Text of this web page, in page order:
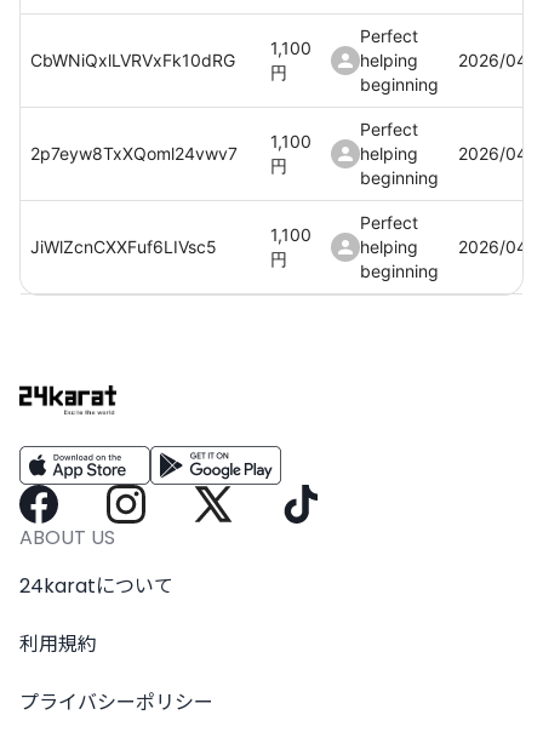
CbWNiQxlLVRVxFk10dRG
1,100
円
Perfect
helping
beginning
2026/04/
2p7eyw8TxXQoml24vwv7
1,100
円
Perfect
helping
beginning
2026/04/
JiWlZcnCXXFuf6LIVsc5
1,100
円
Perfect
helping
beginning
2026/04/
円
2WkwOjE3lB9UGckm8Wwb
1,100
ABOUT US
24karatについて
利用規約
プライバシーポリシー